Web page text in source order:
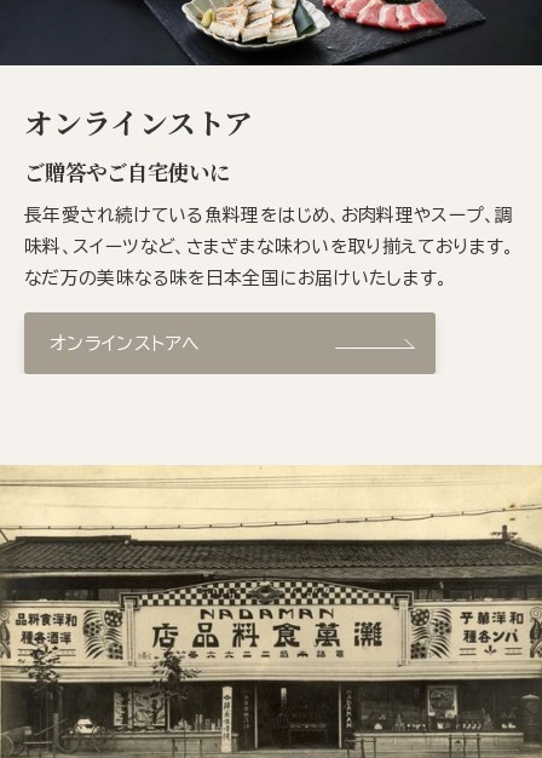
オンラインストア
ご贈答やご自宅使いに
長年愛され続けている魚料理をはじめ、お肉料理やスープ、調
味料、スイーツなど、さまざまな味わいを取り揃えております。
なだ万の美味なる味を日本全国にお届けいたします。
オンラインストアへ